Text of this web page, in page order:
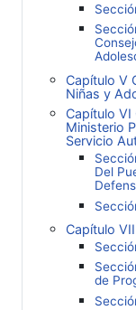
Capítulo V
Niñas y
Capítulo VI
Ministerio
Servicio
Del
Capítulo
de